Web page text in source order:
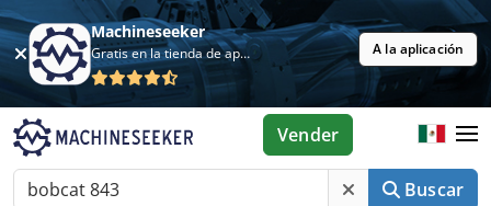
Machineseeker
Gratis en la tienda de aplicaciones A la aplicación
Buscar
Vender